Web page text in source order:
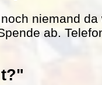
niemand
ab.